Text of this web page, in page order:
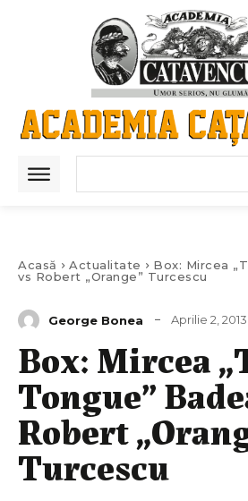
Acasă Actualitate
Box: Mircea
vs Robert „Orange” Turcescu
George Bonea Aprilie 2, 2013
Box: Mircea
Tongue”
Robert
Turcescu